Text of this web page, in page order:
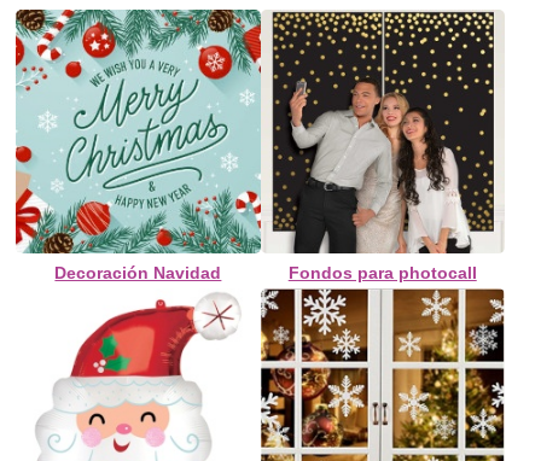
Decoración Navidad Fondos para photocall